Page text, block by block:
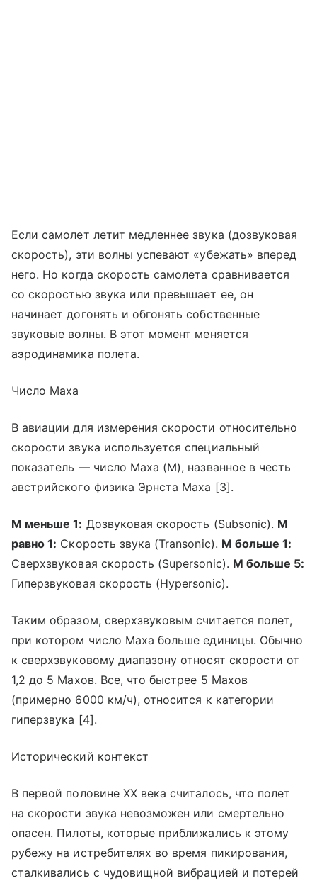
Если самолет летит медленнее звука (дозвуковая
скорость), эти волны успевают «убежать» вперед
него. Но когда скорость самолета сравнивается
со скоростью звука или превышает ее, он
начинает догонять и обгонять собственные
звуковые волны. В этот момент меняется
аэродинамика полета.
Число Маха
В авиации для измерения скорости относительно
скорости звука используется специальный
показатель — число Маха (M), названное в честь
австрийского физика Эрнста Маха [3].
М меньше 1: Дозвуковая скорость (Subsonic). М
равно 1: Скорость звука (Transonic). М больше 1:
Сверхзвуковая скорость (Supersonic). М больше 5:
Гиперзвуковая скорость (Hypersonic).
Таким образом, сверхзвуковым считается полет,
при котором число Маха больше единицы. Обычно
к сверхзвуковому диапазону относят скорости от
1,2 до 5 Махов. Все, что быстрее 5 Махов
(примерно 6000 км/ч), относится к категории
гиперзвука [4].
Исторический контекст
В первой половине XX века считалось, что полет
на скорости звука невозможен или смертельно
опасен. Пилоты, которые приближались к этому
рубежу на истребителях во время пикирования,
сталкивались с чудовищной вибрацией и потерей